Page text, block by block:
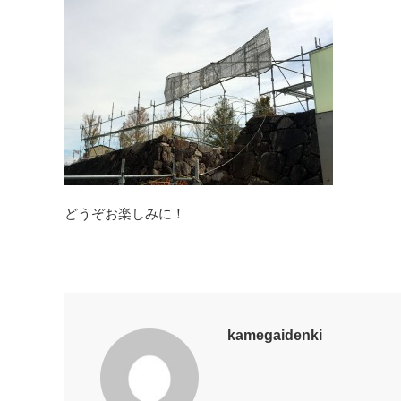
どうぞお楽しみに！
kamegaidenki